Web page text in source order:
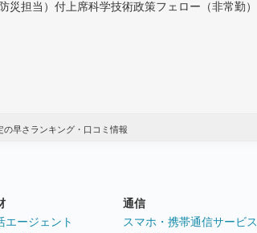
担当）付上席科学技術政策フェロー（非常勤）
早さランキング・口コミ情報
エージェント
通信
スマホ・携帯通信サービス